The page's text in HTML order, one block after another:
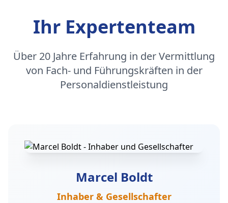
Ihr Expertenteam
Über 20 Jahre Erfahrung in der Vermittlung
von Fach- und Führungskräften in der
Personaldienstleistung
Marcel Boldt
Inhaber & Gesellschafter